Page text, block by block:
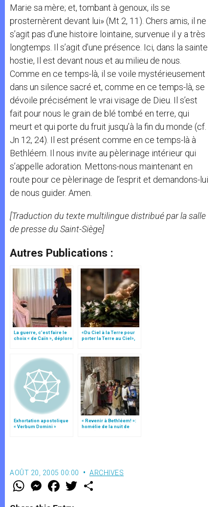
Marie sa mère; et, tombant à genoux, ils se
prosternèrent devant lui» (Mt 2, 11). Chers amis, il ne
s’agit pas d’une histoire lointaine, survenue il y a très
longtemps. Il s’agit d’une présence. Ici, dans la sainte
hostie, Il est devant nous et au milieu de nous.
Comme en ce temps-là, il se voile mystérieusement
dans un silence sacré et, comme en ce temps-là, se
dévoile précisément le vrai visage de Dieu. Il s’est
fait pour nous le grain de blé tombé en terre, qui
meurt et qui porte du fruit jusqu’à la fin du monde (cf.
Jn 12, 24). Il est présent comme en ce temps-là à
Bethléem. Il nous invite au pèlerinage intérieur qui
s’appelle adoration. Mettons-nous maintenant en
route pour ce pèlerinage de l’esprit et demandons-lui
de nous guider. Amen.
[Traduction du texte multilingue distribué par la salle
de presse du Saint-Siège]
Autres Publications :
La guerre, c’est faire le
choix « de Caïn », déplore
«Du Ciel à la Terre pour
porter la Terre au Ciel»,
Exhortation apostolique
« Verbum Domini »
« Revenir à Bethléem! »:
homélie de la nuit de
Noël (texte complet)
AOÛT 20, 2005 00:00 ARCHIVES
W M
e
F
a w